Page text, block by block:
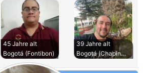
45 Jahre alt
Bogotá (Fontibon)
39 Jahre alt
Bogotá (Chapinero)